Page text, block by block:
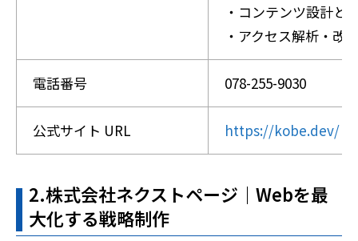
・コンテンツ設計と
・アクセス解析・改
電話番号 078-255-9030
公式サイト URL https://kobe.dev/
2.株式会社ネクストページ｜Webを最
大化する戦略制作